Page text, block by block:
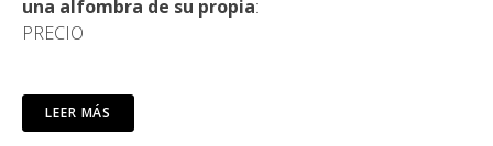
una alfombra de su propia:
PRECIO
LEER MÁS